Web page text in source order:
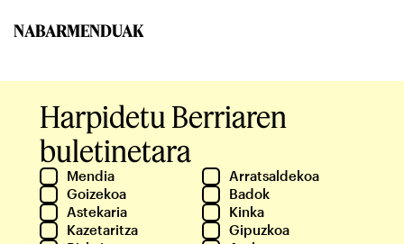
NABARMENDUAK
Harpidetu Berriaren
buletinetara
Mendia
Arratsaldekoa
Goizekoa
Badok
Astekaria
Kinka
Kazetaritza
Gipuzkoa